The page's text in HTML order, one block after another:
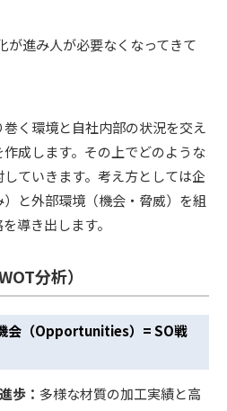
が進み人が必要なくなってきて
く環境と自社内部の状況を交え
成します。その上でどのような
ていきます。考え方としては企
と外部環境（機会・脅威）を組
導き出します。
分析）
会（Opportunities）= SO戦
歩： 多様な材質の加工実績と高